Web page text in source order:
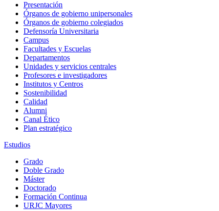
Presentación
Órganos de gobierno unipersonales
Órganos de gobierno colegiados
Defensoría Universitaria
Campus
Facultades y Escuelas
Departamentos
Unidades y servicios centrales
Profesores e investigadores
Institutos y Centros
Sostenibilidad
Calidad
Alumni
Canal Ético
Plan estratégico
Estudios
Grado
Doble Grado
Máster
Doctorado
Formación Continua
URJC Mayores